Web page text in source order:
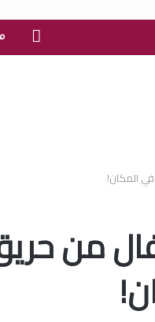
الرعب أثناء إنقاذه وصديقه